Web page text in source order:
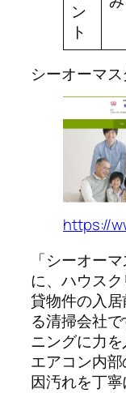
ン
ト
シーオーマ
https://
「シーオー
に、ハウス
貸物件の入
る清掃会社
ニングに力
エアコン内
因汚れを丁寧